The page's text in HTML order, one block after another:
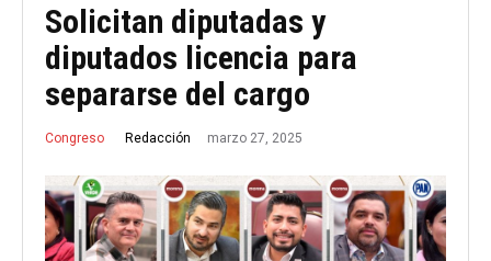
Solicitan diputadas y
diputados licencia para
separarse del cargo
Congreso Redacción marzo 27, 2025